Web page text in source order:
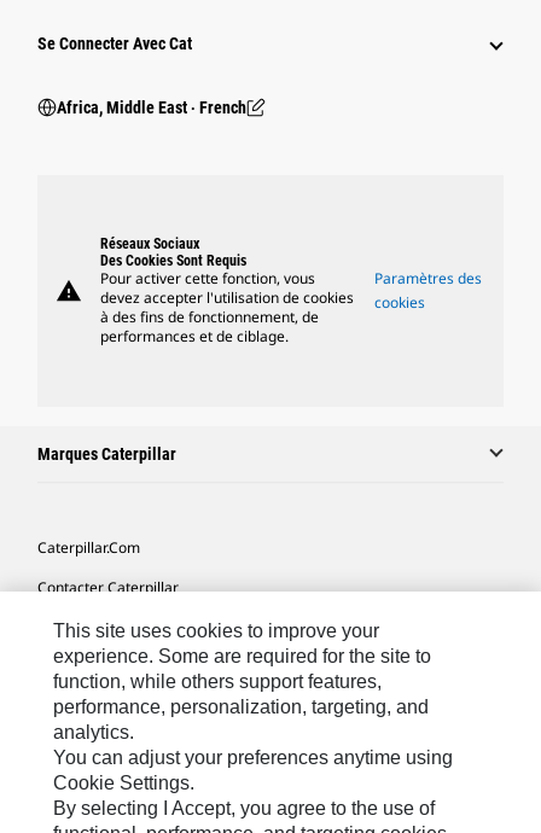
Se Connecter Avec Cat
Africa, Middle East ‧ French
warning
Réseaux Sociaux
Des Cookies Sont Requis
Pour activer cette fonction, vous
devez accepter l'utilisation de cookies
à des fins de fonctionnement, de
performances et de ciblage.
Paramètres des
cookies
Marques Caterpillar
Caterpillar.com
Contacter Caterpillar
Mes Préférences Marketing
Plan Du Site
Cookie Settings
Mentions Légales
Confidentialité
This site uses cookies to improve your
experience. Some are required for the site to
function, while others support features,
performance, personalization, targeting, and
analytics.
You can adjust your preferences anytime using
Cookie Settings.
By selecting I Accept, you agree to the use of